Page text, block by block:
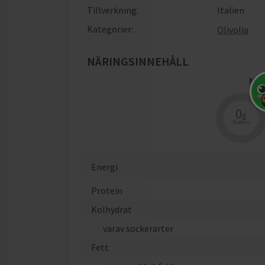
Tillverkning:
Italien
Kategorier:
Olivolja
NÄRINGSINNEHÅLL
0g
Protein
Energi
Protein
Kolhydrat
varav sockerarter
Fett